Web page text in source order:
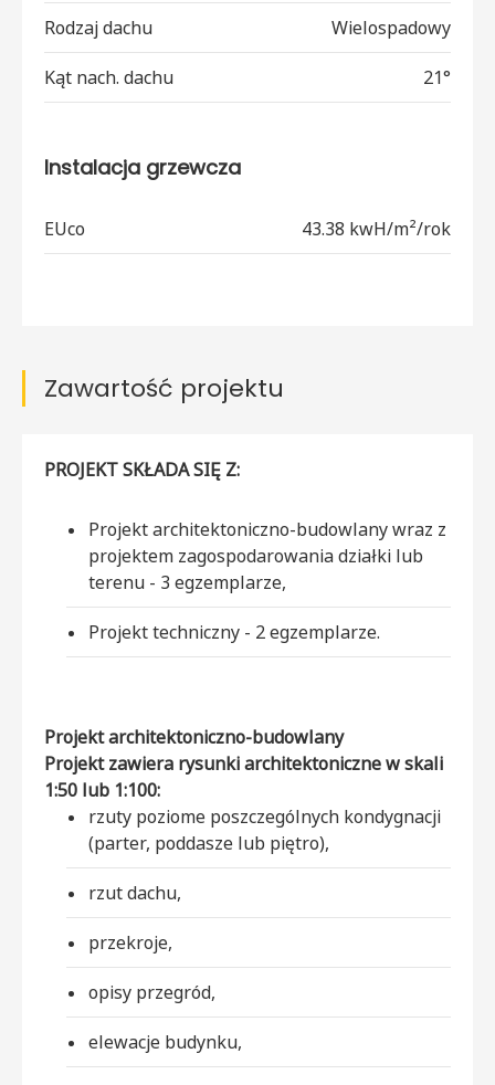
Rodzaj dachu Wielospadowy
Kąt nach. dachu 21°
Instalacja grzewcza
EUco 43.38 kwH/m²/rok
Zawartość projektu
PROJEKT SKŁADA SIĘ Z:
Projekt architektoniczno-budowlany wraz z
projektem zagospodarowania działki lub
terenu - 3 egzemplarze,
Projekt techniczny - 2 egzemplarze.
Projekt architektoniczno-budowlany
Projekt zawiera rysunki architektoniczne w skali
1:50 lub 1:100:
rzuty poziome poszczególnych kondygnacji
(parter, poddasze lub piętro),
rzut dachu,
przekroje,
opisy przegród,
elewacje budynku,